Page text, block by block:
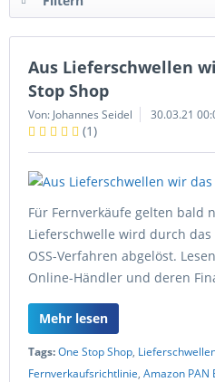
Aus Lieferschwellen
Stop Shop
Von: Johannes Seidel 30.03.21
(1)
Für Fernverkäufe gelten bald
Lieferschwelle wird durch das
OSS-Verfahren abgelöst.
Online-Händler und deren
Mehr lesen
Tags:One Stop Shop,
Fernverkaufsrichtlinie, Amazon PAN